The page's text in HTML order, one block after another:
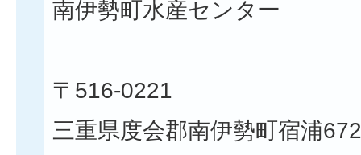
南伊勢町水産センター
〒516-0221
三重県度会郡南伊勢町宿浦